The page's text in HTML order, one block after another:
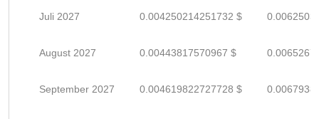
Juli 2027 0.004250214251732 $
August 2027 0.00443817570967 $
September 2027 0.004619822727728 $